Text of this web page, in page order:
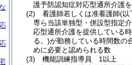
護予防認知症対応型通所介護
(2)
看護師若しくは准看護師(以
専ら当該単独型・併設型指定
応型通所介護を提供している
る。)が勤務している時間数の
めに必要と認められる数
(3)
機能訓練指導員 1以上